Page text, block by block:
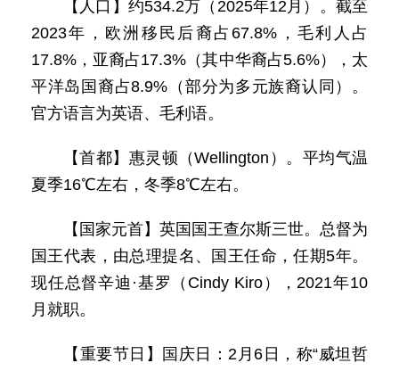
【人口】约534.2万（2025年12月）。截至
2023年，欧洲移民后裔占67.8%，毛利人占
17.8%，亚裔占17.3%（其中华裔占5.6%），太
平洋岛国裔占8.9%（部分为多元族裔认同）。
官方语言为英语、毛利语。
【首都】惠灵顿（Wellington）。平均气温
夏季16℃左右，冬季8℃左右。
【国家元首】英国国王查尔斯三世。总督为
国王代表，由总理提名、国王任命，任期5年。
现任总督辛迪·基罗（Cindy Kiro），2021年10
月就职。
【重要节日】国庆日：2月6日，称“威坦哲